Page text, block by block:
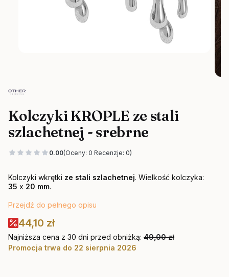
Kolczyki KROPLE ze stali
szlachetnej - srebrne
0.00(Oceny: 0 Recenzje: 0)
Kolczyki wkrętki ze stali szlachetnej. Wielkość kolczyka:
35 x 20 mm.
Przejdź do pełnego opisu
44,10 zł
Najniższa cena z 30 dni przed obniżką: 49,00 zł
Promocja trwa do 22 sierpnia 2026